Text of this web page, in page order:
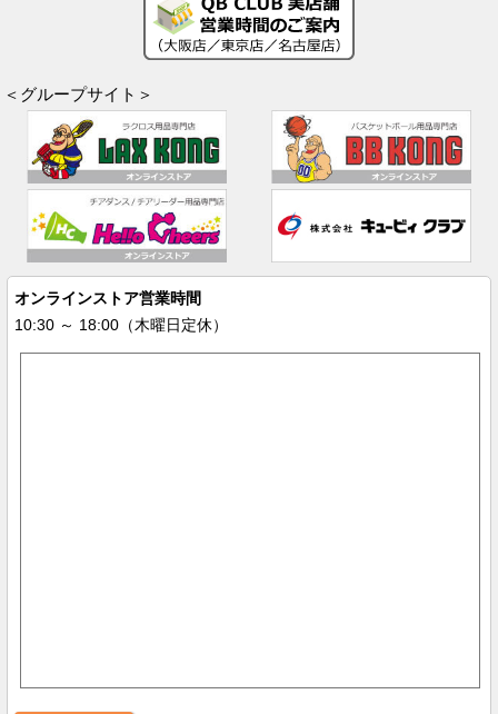
＜グループサイト＞
オンラインストア営業時間
10:30 ～ 18:00（木曜日定休）